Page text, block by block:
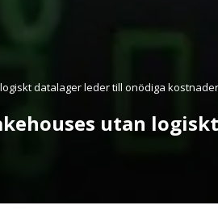
datalager leder till onödiga
utan